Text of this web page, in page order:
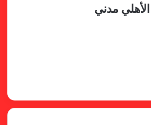
الأهلي مدني